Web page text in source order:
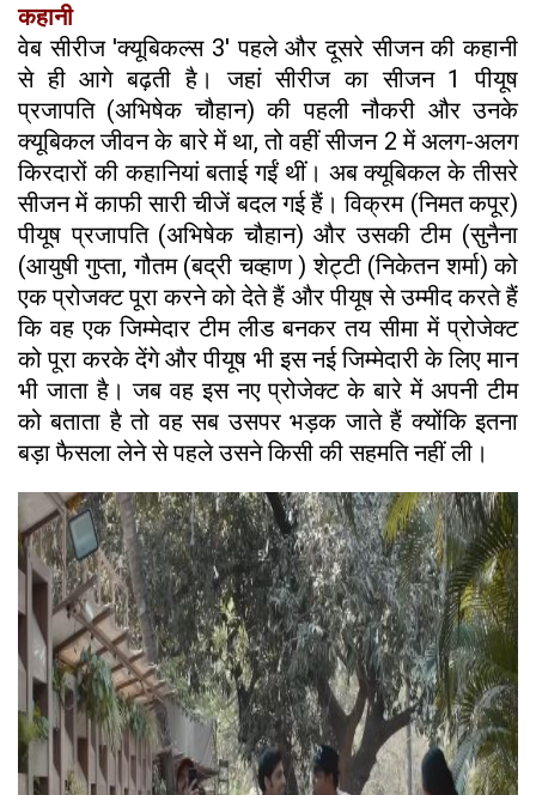
कहानी
वेब सीरीज 'क्यूबिकल्स 3' पहले और दूसरे सीजन की कहानी
से ही आगे बढ़ती है। जहां सीरीज का सीजन 1 पीयूष
प्रजापति (अभिषेक चौहान) की पहली नौकरी और उनके
क्यूबिकल जीवन के बारे में था, तो वहीं सीजन 2 में अलग-अलग
किरदारों की कहानियां बताई गईं थीं। अब क्यूबिकल के तीसरे
सीजन में काफी सारी चीजें बदल गई हैं। विक्रम (निमत कपूर)
पीयूष प्रजापति (अभिषेक चौहान) और उसकी टीम (सुनैना
(आयुषी गुप्ता, गौतम (बद्री चव्हाण ) शेट्टी (निकेतन शर्मा) को
एक प्रोजक्ट पूरा करने को देते हैं और पीयूष से उम्मीद करते हैं
कि वह एक जिम्मेदार टीम लीड बनकर तय सीमा में प्रोजेक्ट
को पूरा करके देंगे और पीयूष भी इस नई जिम्मेदारी के लिए मान
भी जाता है। जब वह इस नए प्रोजेक्ट के बारे में अपनी टीम
को बताता है तो वह सब उसपर भड़क जाते हैं क्योंकि इतना
बड़ा फैसला लेने से पहले उसने किसी की सहमति नहीं ली।